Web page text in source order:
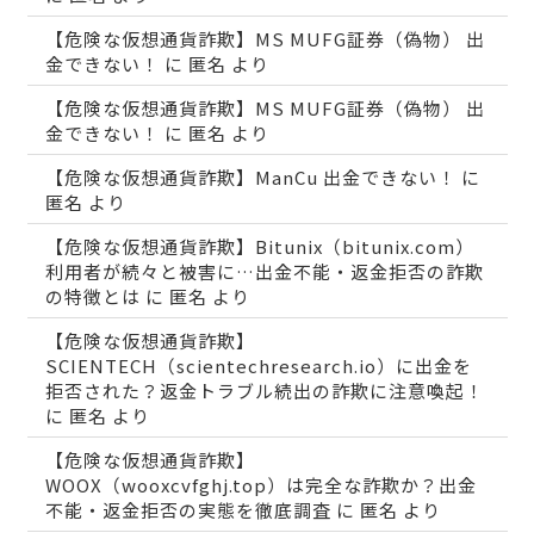
【危険な仮想通貨詐欺】MS MUFG証券（偽物） 出
金できない！
に 匿名 より
【危険な仮想通貨詐欺】MS MUFG証券（偽物） 出
金できない！
に 匿名 より
【危険な仮想通貨詐欺】ManCu 出金できない！
に
匿名 より
【危険な仮想通貨詐欺】Bitunix（bitunix.com）
利用者が続々と被害に…出金不能・返金拒否の詐欺
の特徴とは に 匿名 より
【危険な仮想通貨詐欺】
SCIENTECH（scientechresearch.io）に出金を
拒否された？返金トラブル続出の詐欺に注意喚起！
に 匿名 より
【危険な仮想通貨詐欺】
WOOX（wooxcvfghj.top）は完全な詐欺か？出金
不能・返金拒否の実態を徹底調査 に 匿名 より